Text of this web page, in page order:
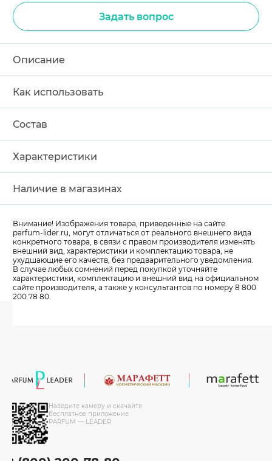
Задать вопрос
Описание
Как использовать
Состав
Характеристики
Наличие в магазинах
Внимание! Изображения товара, приведенные на сайте
parfum-lider.ru, могут отличаться от реального внешнего вида
конкретного товара, в связи с правом производителя изменять
внешний вид, характеристики и комплектацию товара, не
ухудшающие его качеств, без предварительного уведомления.
В случае любых сомнений перед покупкой уточняйте
характеристики, комплектацию и внешний вид на официальном
сайте производителя, а также у консультантов по номеру 8 800
200 78 80.
Наведите камеру и скачайте
бесплатное приложение
PARFUM — LEADER